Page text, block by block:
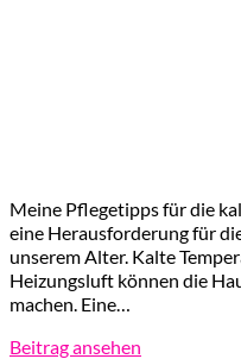
Meine Pflegetipps für die
eine Herausforderung für
unserem Alter. Kalte
Heizungsluft können die
machen. Eine…
Beitrag ansehen